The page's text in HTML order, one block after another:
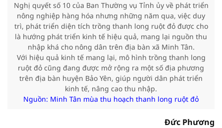
Nghị quyết số 10 của Ban Thường vụ Tỉnh ủy về phát triển
nông nghiệp hàng hóa nhưng những năm qua, việc duy
trì, phát triển diện tích trồng thanh long ruột đỏ được cho
là hướng phát triển kinh tế hiệu quả, mang lại nguồn thu
nhập khá cho nông dân trên địa bàn xã Minh Tân.
Với hiệu quả kinh tế mang lại, mô hình trồng thanh long
ruột đỏ cũng đang được mở rộng ra một số địa phương
trên địa bàn huyện Bảo Yên, giúp người dân phát triển
kinh tế, nâng cao thu nhập.
Nguồn: Minh Tân mùa thu hoạch thanh long ruột đỏ
Đức Phương